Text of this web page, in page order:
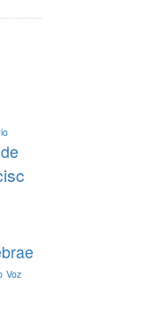
Voz